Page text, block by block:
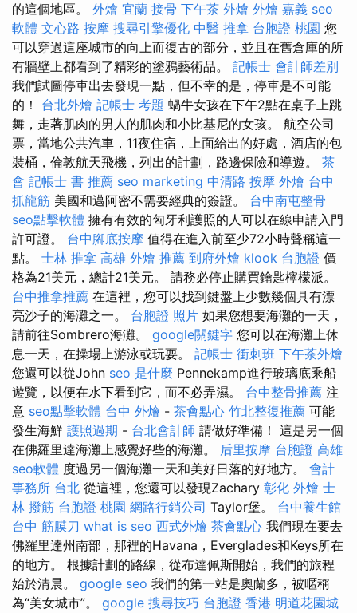
的這個地區。 外燴 宜蘭 接骨 下午茶 外燴 外燴 嘉義 seo
軟體 文心路 按摩 搜尋引擎優化 中醫 推拿 台胞證 桃園 您
可以穿過這座城市的向上而復古的部分，並且在舊倉庫的所
有牆壁上都看到了精彩的塗鴉藝術品。 記帳士 會計師差別
我們試圖停車出去發現一點，但不幸的是，停車是不可能
的！ 台北外燴 記帳士 考題 蝸牛女孩在下午2點在桌子上跳
舞，走著肌肉的男人的肌肉和小比基尼的女孩。 航空公司
票，當地公共汽車，11夜住宿，上面給出的好處，酒店的包
裝桶，倫敦航天飛機，列出的計劃，路邊保險和導遊。 茶
會 記帳士 書 推薦 seo marketing 中清路 按摩 外燴 台中
抓龍筋 美國和邁阿密不需要經典的簽證。 台中南屯整骨
seo點擊軟體 擁有有效的匈牙利護照的人可以在線申請入門
許可證。 台中腳底按摩 值得在進入前至少72小時聲稱這一
點。 士林 推拿 高雄 外燴 推薦 到府外燴 klook 台胞證 價
格為21美元，總計21美元。 請務必停止購買鑰匙檸檬派。
台中推拿推薦 在這裡，您可以找到鍵盤上少數幾個具有漂
亮沙子的海灘之一。 台胞證 照片 如果您想要海灘的一天，
請前往Sombrero海灘。 google關鍵字 您可以在海灘上休
息一天，在操場上游泳或玩耍。 記帳士 衝刺班 下午茶外燴
您還可以從John seo 是什麼 Pennekamp進行玻璃底乘船
遊覽，以便在水下看到它，而不必弄濕。 台中整骨推薦 注
意 seo點擊軟體 台中 外燴 - 茶會點心 竹北整復推薦 可能
發生海鮮 護照過期 - 台北會計師 請做好準備！ 這是另一個
在佛羅里達海灘上感覺好些的海灘。 后里按摩 台胞證 高雄
seo軟體 度過另一個海灘一天和美好日落的好地方。 會計
事務所 台北 從這裡，您還可以發現Zachary 彰化 外燴 士
林 撥筋 台胞證 桃園 網路行銷公司 Taylor堡。 台中養生館
台中 筋膜刀 what is seo 西式外燴 茶會點心 我們現在要去
佛羅里達州南部，那裡的Havana，Everglades和Keys所在
的地方。 根據計劃的路線，從布達佩斯開始，我們的旅程
始於清晨。 google seo 我們的第一站是奧蘭多，被暱稱
為“美女城市”。 google 搜尋技巧 台胞證 香港 明道花園城